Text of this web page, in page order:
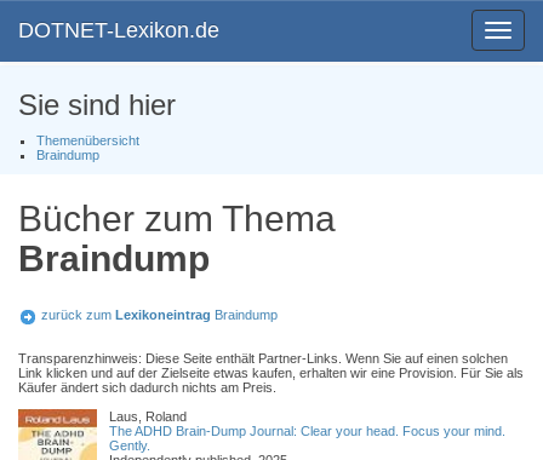
Toggle
DOTNET-Lexikon.de
Sie sind hier
Themenübersicht
Braindump
Bücher zum Thema
Braindump
zurück zum Lexikoneintrag Braindump
Transparenzhinweis: Diese Seite enthält Partner-Links. Wenn Sie auf einen solchen
Link klicken und auf der Zielseite etwas kaufen, erhalten wir eine Provision. Für Sie als
Käufer ändert sich dadurch nichts am Preis.
Laus, Roland
The ADHD Brain-Dump Journal: Clear your head. Focus your mind.
Gently.